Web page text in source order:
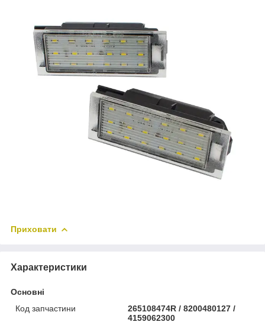
Приховати
Характеристики
Основні
Код запчастини
265108474R / 8200480127 /
4159062300